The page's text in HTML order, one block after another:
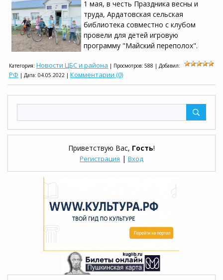
Приветствую Вас, Гость!
Регистрация | Вход
1 мая, в честь Праздника весны и
труда, Ардатовская сельская
библиотека совместно с клубом
провели для детей игровую
программу "Майский переполох".
Категория: Новости ЦБС и района | Просмотров: 588 | Добавил:
РФ | Дата: 04.05.2022 | Комментарии (0)